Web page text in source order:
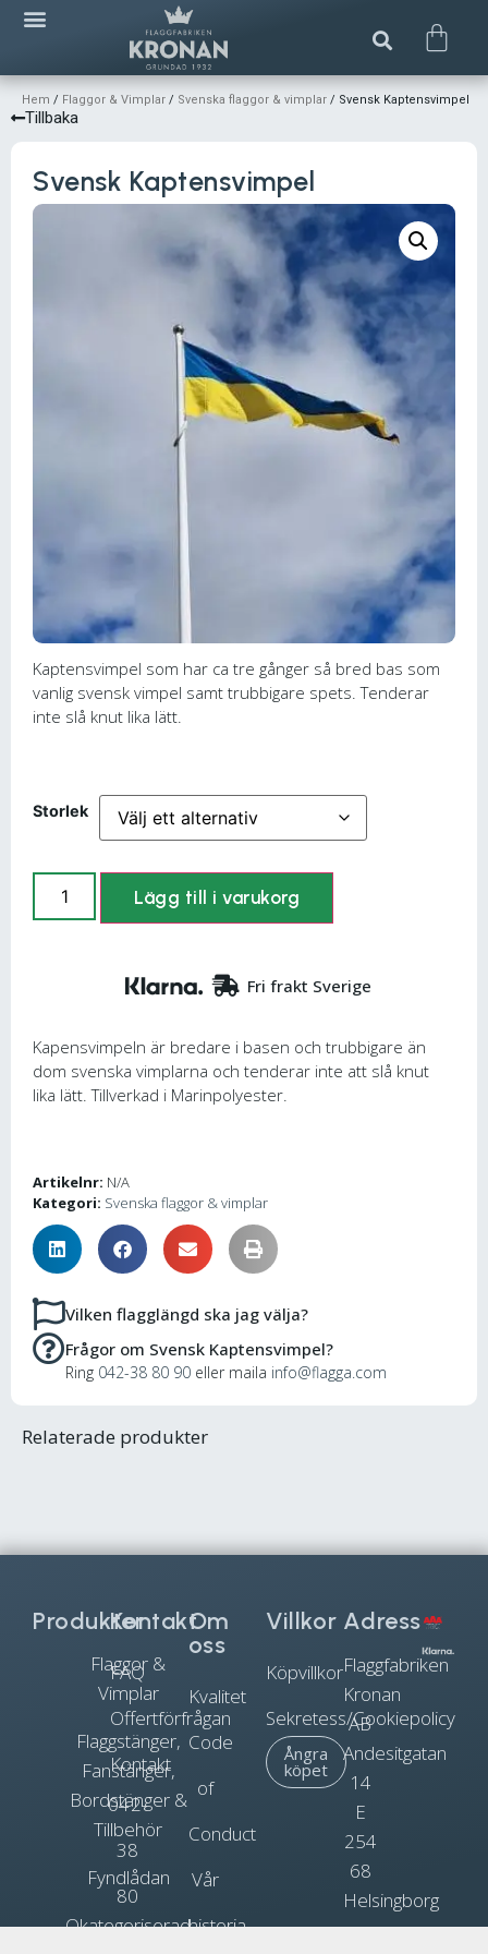
Hem / Flaggor & Vimplar / Svenska flaggor & vimplar / Svensk Kaptensvimpel
Tillbaka
Svensk Kaptensvimpel
Kaptensvimpel som har ca tre gånger så bred bas som
vanlig svensk vimpel samt trubbigare spets. Tenderar
inte slå knut lika lätt.
Storlek
Lägg till i varukorg
Fri frakt Sverige
Kapensvimpeln är bredare i basen och trubbigare än
dom svenska vimplarna och tenderar inte att slå knut
lika lätt. Tillverkad i Marinpolyester.
Artikelnr: N/A
Kategori: Svenska flaggor & vimplar
Vilken flagglängd ska jag välja?
Frågor om Svensk Kaptensvimpel?
Ring 042-38 80 90 eller maila info@flagga.com
Relaterade produkter
Adress
Flaggfabriken
Kronan
AB
Andesitgatan
14
E
254
68
Helsingborg
Kontakt
FAQ
Offertförfrågan
Kontakt
042-
38
80
Om
oss
Kvalitet
Code
of
Conduct
Vår
historia
Villkor
Köpvillkor
Sekretess/Cookiepolicy
Ångra
köpet
Produkter
Flaggor &
Vimplar
Flaggstänger,
Fanstänger,
Bordstänger &
Tillbehör
Fyndlådan
Okategoriserad